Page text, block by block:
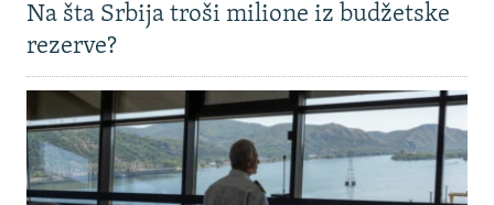
Na šta Srbija troši milione iz budžetske
rezerve?